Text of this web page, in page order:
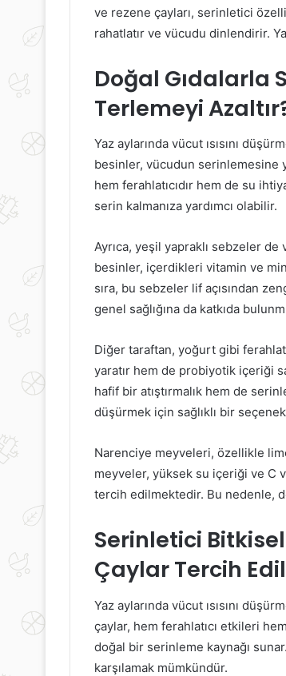
ve rezene çayları, serinletici
rahatlatır ve vücudu dinlendirir.
Doğal Gıdalarla
Terlemeyi
Yaz aylarında vücut ısısını
besinler, vücudun serinlemesine
hem ferahlatıcıdır hem de su
serin kalmanıza yardımcı olabilir.
Ayrıca, yeşil yapraklı sebzeler de
besinler, içerdikleri vitamin ve
sıra, bu sebzeler lif açısından
genel sağlığına da katkıda
Diğer taraftan, yoğurt gibi
yaratır hem de probiyotik içeriği
hafif bir atıştırmalık hem de
düşürmek için sağlıklı bir
Narenciye meyveleri, özellikle
meyveler, yüksek su içeriği ve C
tercih edilmektedir. Bu nedenle,
Serinletici
Çaylar Tercih
Yaz aylarında vücut ısısını
çaylar, hem ferahlatıcı etkileri
doğal bir serinleme kaynağı
karşılamak mümkündür.
Kirpikleri Dolgunlaştırmak İçin
İpuçları
Stres
Atmanın